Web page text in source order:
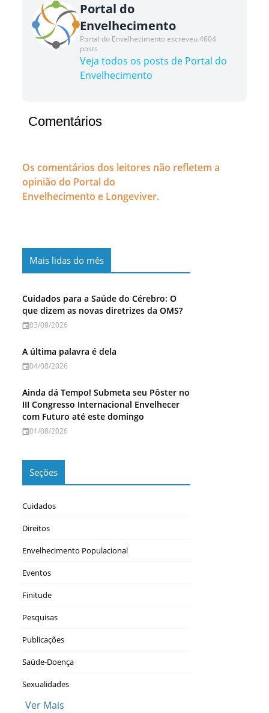
Portal do
Envelhecimento
Portal do Envelhecimento escreveu 4604
posts
Veja todos os posts de Portal do
Envelhecimento
Comentários
Os comentários dos leitores não refletem a
opinião do Portal do
Envelhecimento e Longeviver.
Mais lidas do mês
Cuidados para a Saúde do Cérebro: O
que dizem as novas diretrizes da OMS?
03/08/2026
A última palavra é dela
04/08/2026
Ainda dá Tempo! Submeta seu Pôster no
III Congresso Internacional Envelhecer
com Futuro até este domingo
01/08/2026
Seções
Cuidados
Direitos
Envelhecimento Populacional
Eventos
Finitude
Pesquisas
Publicações
Saúde-Doença
Sexualidades
Ver Mais